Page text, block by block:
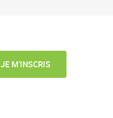
JE M’INSCRIS